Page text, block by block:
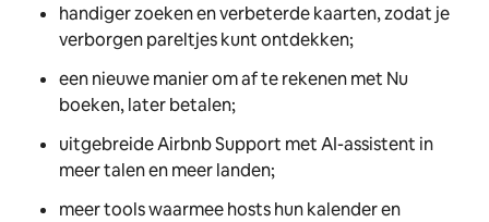
handiger zoeken en verbeterde kaarten, zodat je
verborgen pareltjes kunt ontdekken;
een nieuwe manier om af te rekenen met Nu
boeken, later betalen;
uitgebreide Airbnb Support met AI-assistent in
meer talen en meer landen;
meer tools waarmee hosts hun kalender en